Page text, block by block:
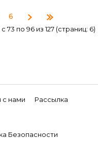
6
73 по 96 из 127 (страниц: 6)
с нами
Рассылка
Безопасности